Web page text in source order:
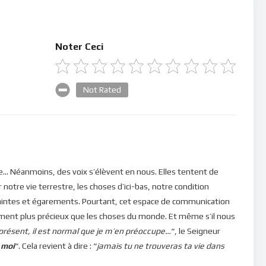
Noter Ceci
Not Rated
Néanmoins, des voix s’élèvent en nous. Elles tentent de
vie terrestre, les choses d’ici-bas, notre condition
et égarements. Pourtant, cet espace de communication
plus précieux que les choses du monde. Et même s’il nous
il est normal que je m’en préoccupe…“, le Seigneur
“. Cela revient à dire : “jamais tu ne trouveras ta vie dans